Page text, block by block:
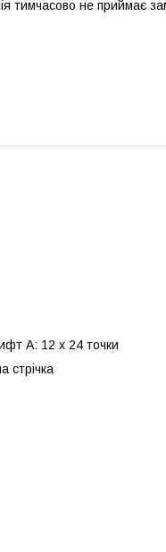
тимчасово не приймає
А: 12 x 24 точки
стрічка